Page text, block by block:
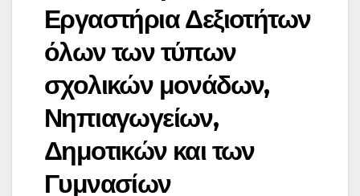
Εργαστήρια Δεξιοτήτων
όλων των τύπων
σχολικών μονάδων,
Νηπιαγωγείων,
Δημοτικών και των
Γυμνασίων